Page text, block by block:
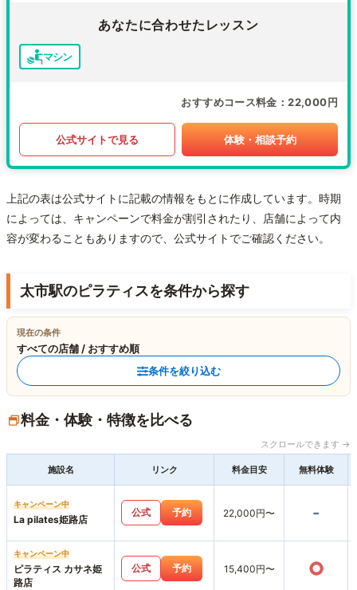
あなたに合わせたレッスン
マシン
おすすめコース料金 22,000円
公式サイトで見る 体験・相談予約
上記の表は公式サイトに記載の情報をもとに作成しています。時期
によっては、キャンペーンで料金が割引されたり、店舗によって内
容が変わることもありますので、公式サイトでご確認ください。
太市駅のピラティスを条件から探す
現在の条件
すべての店舗 / おすすめ順
条件を絞り込む
料金・体験・特徴を比べる
スクロールできます →
施設名 リンク 料金目安 無料体験
キャンペーン中
La pilates姫路店
公式 予約 22,000円〜 -
キャンペーン中
ピラティス カサネ姫
路店
公式 予約 15,400円〜 ○